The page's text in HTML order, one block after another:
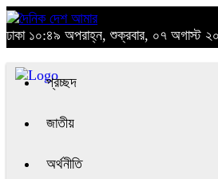
ঢাকা ১০:৪৯ অপরাহ্ন, শুক্রবার, ০৭ অগাস্ট
প্রচ্ছদ
জাতীয়
অর্থনীতি